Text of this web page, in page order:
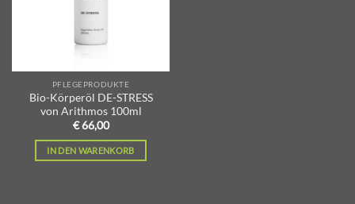
PFLEGEPRODUKTE
Bio-Körperöl DE-STRESS
von Arithmos 100ml
€ 66,00
IN DEN WARENKORB